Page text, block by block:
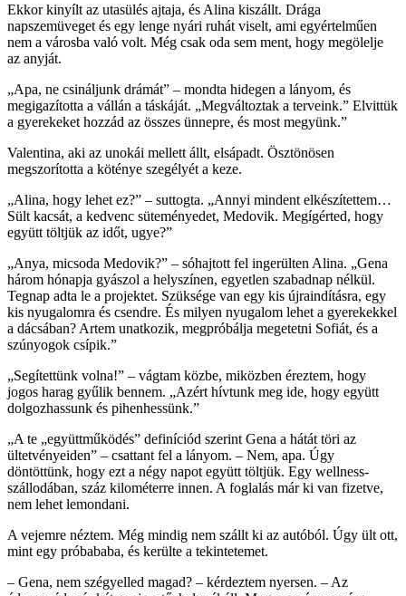
Ekkor kinyílt az utasülés ajtaja, és Alina kiszállt. Drága
napszemüveget és egy lenge nyári ruhát viselt, ami egyértelműen
nem a városba való volt. Még csak oda sem ment, hogy megölelje
az anyját.
„Apa, ne csináljunk drámát” – mondta hidegen a lányom, és
megigazította a vállán a táskáját. „Megváltoztak a terveink.” Elvittük
a gyerekeket hozzád az összes ünnepre, és most megyünk.”
Valentina, aki az unokái mellett állt, elsápadt. Ösztönösen
megszorította a köténye szegélyét a keze.
„Alina, hogy lehet ez?” – suttogta. „Annyi mindent elkészítettem…
Sült kacsát, a kedvenc süteményedet, Medovik. Megígérted, hogy
együtt töltjük az időt, ugye?”
„Anya, micsoda Medovik?” – sóhajtott fel ingerülten Alina. „Gena
három hónapja gyászol a helyszínen, egyetlen szabadnap nélkül.
Tegnap adta le a projektet. Szüksége van egy kis újraindításra, egy
kis nyugalomra és csendre. És milyen nyugalom lehet a gyerekekkel
a dácsában? Artem unatkozik, megpróbálja megetetni Sofiát, és a
szúnyogok csípik.”
„Segítettünk volna!” – vágtam közbe, miközben éreztem, hogy
jogos harag gyűlik bennem. „Azért hívtunk meg ide, hogy együtt
dolgozhassunk és pihenhessünk.”
„A te „együttműködés” definíciód szerint Gena a hátát töri az
ültetvényeiden” – csattant fel a lányom. – Nem, apa. Úgy
döntöttünk, hogy ezt a négy napot együtt töltjük. Egy wellness-
szállodában, száz kilométerre innen. A foglalás már ki van fizetve,
nem lehet lemondani.
A vejemre néztem. Még mindig nem szállt ki az autóból. Úgy ült ott,
mint egy próbababa, és kerülte a tekintetemet.
– Gena, nem szégyelled magad? – kérdeztem nyersen. – Az